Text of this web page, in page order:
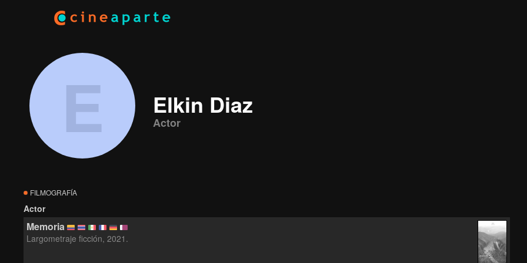
E Elkin Diaz
Actor
FILMOGRAFÍA
Actor
Memoria
Largometraje ficción, 2021.